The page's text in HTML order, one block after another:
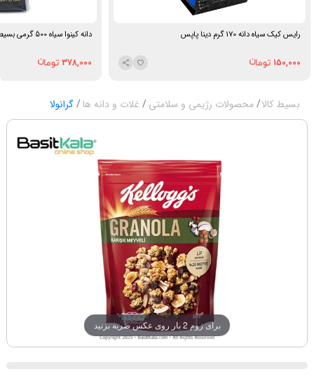
رایس کیک سیاه دانه 170 گرم دینا پاپس
150,000
دانه کینوا سیاه 500 گرمی بسیط
378,000
بسیط کالا محصولات رژیمی و سلامتی غلات و دانه ها گرانولا
برای زوم 2 بار روی عکس ضربه بزنید